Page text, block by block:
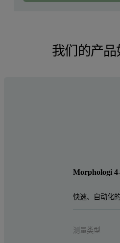
我们的产
Morphologi
快速、自动化
测量类型